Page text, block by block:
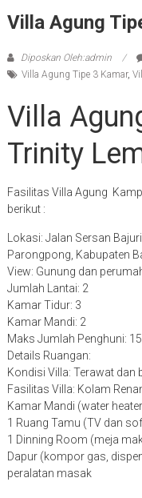
Villa Agung
Diposkan Oleh:admin
Villa Agung Tipe 3 Kamar,
Villa
Trinity
Fasilitas Villa Agung
berikut :
Lokasi: Jalan Sersan
Parongpong, Kabupaten
View: Gunung dan
Jumlah Lantai: 2
Kamar Tidur: 3
Kamar Mandi: 2
Maks Jumlah Penghuni:
Details Ruangan:
Kondisi Villa: Terawat dan
Fasilitas Villa: Kolam
Kamar Mandi (water
1 Ruang Tamu (TV dan
1 Dinning Room (meja
Dapur (kompor gas,
peralatan masak